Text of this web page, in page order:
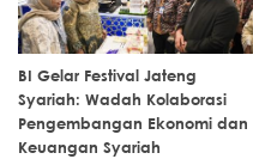
BI Gelar Festival Jateng
Syariah: Wadah Kolaborasi
Pengembangan Ekonomi dan
Keuangan Syariah